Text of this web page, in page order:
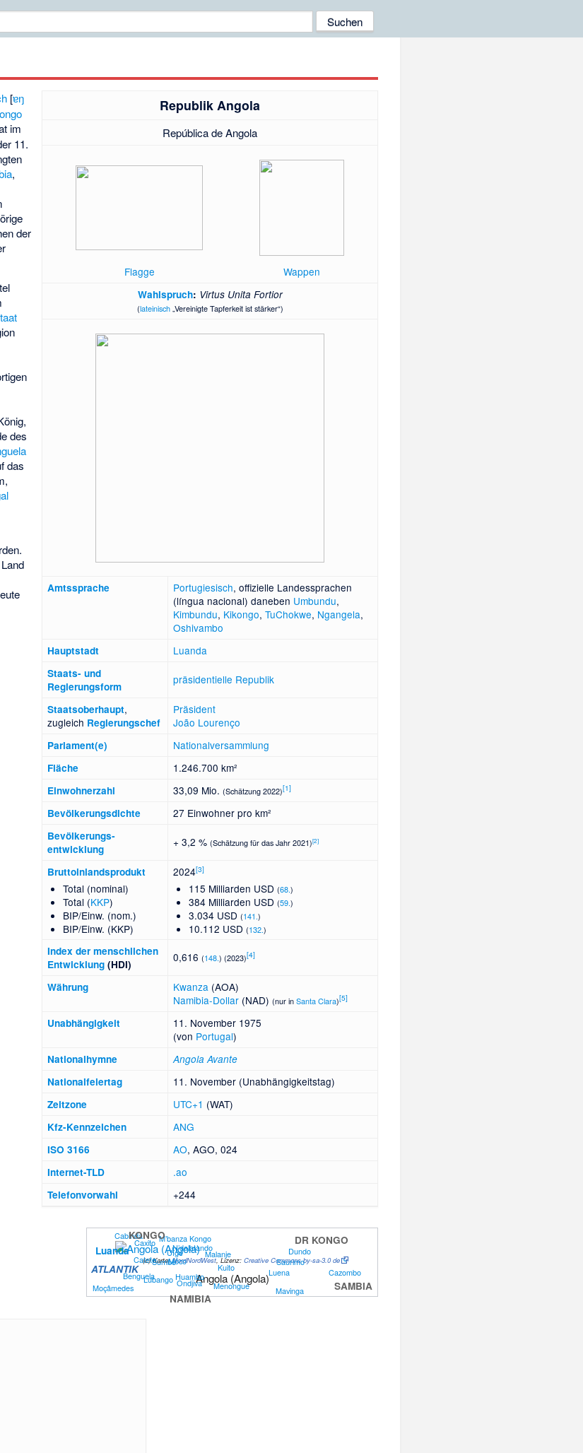
Republik Angola
República de Angola
Flagge Wappen
Wahlspruch: Virtus Unita Fortior
(lateinisch„Vereinigte Tapferkeit ist stärker“)
Amtssprache Portugiesisch, offizielle Landessprachen
(língua nacional) daneben Umbundu,
Kimbundu, Kikongo,TuChokwe, Ngangela,
Oshivambo
Hauptstadt Luanda
Staats- und
Regierungsform
präsidentielle Republik
Staatsoberhaupt,
zugleich Regierungschef
Präsident
João Lourenço
Parlament(e) Nationalversammlung
Fläche 1.246.700 km²
Einwohnerzahl 33,09 Mio.(Schätzung 2022)[1]
Bevölkerungsdichte 27 Einwohner pro km²
Bevölkerungs­
entwicklung
+ 3,2 %(Schätzung für das Jahr 2021)[2]
Bruttoinlandsprodukt
Total (nominal)
Total (KKP)
BIP/Einw. (nom.)
BIP/Einw. (KKP)
2024[3]
115 Milliarden USD (68.)
384 Milliarden USD (59.)
3.034 USD (141.)
10.112 USD (132.)
Index der menschlichen
Entwicklung (HDI)
0,616(148.) (2023)[4]
Währung Kwanza (AOA)
Namibia-Dollar (NAD)(nur inSanta Clara)[5]
Unabhängigkeit
11. November 1975
(von Portugal)
National­hymne
Angola Avante
Nationalfeiertag
11. November (Unabhängigkeitstag)
Zeitzone UTC+1 (WAT)
Kfz-Kennzeichen ANG
ISO 3166 AO, AGO, 024
Internet-TLD .ao
Telefonvorwahl +244
(c)Karte:NordNordWest, Lizenz:Creative Commons by-sa-3.0 de
Angola (Angola)
Luanda
Catete
Caxito
Benguela
Kuito
Cabinda
Menongue Mavinga
N’dalatando
Sumbe
Ondjiva
Huambo
Lubango
Dundo
Saurimo
Malanje
Luena
Cazombo
Moçâmedes
Uíge
M’banza Kongo
Môco
NAMIBIA
DR KONGO
KONGO
SAMBIA
ATLANTIK
[ɐŋ
im
11.
,
der
des
das